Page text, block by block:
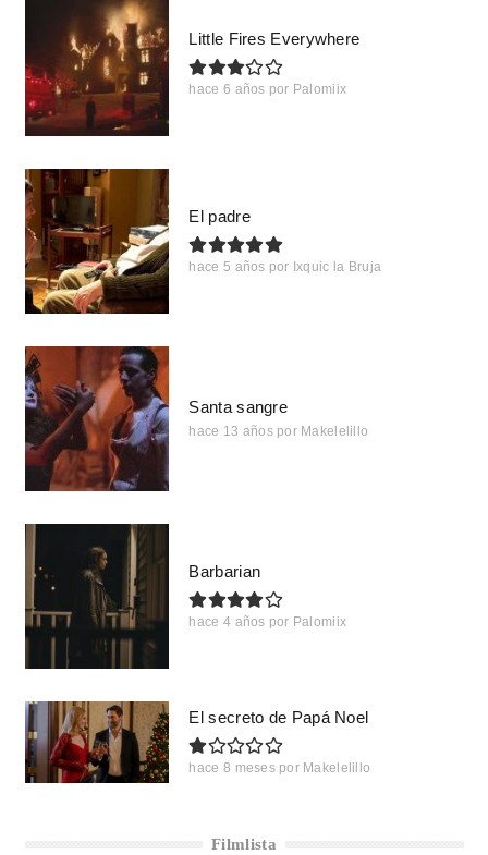
Little Fires Everywhere
hace 6 años por Palomiix
El padre
hace 5 años por Ixquic la Bruja
Santa sangre
hace 13 años por Makelelillo
Barbarian
hace 4 años por Palomiix
El secreto de Papá Noel
hace 8 meses por Makelelillo
Filmlista